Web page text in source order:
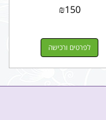
₪150
לפרטים ורכישה